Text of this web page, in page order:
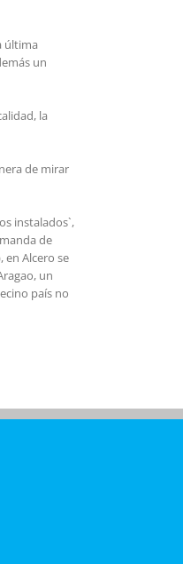
última
un
la
de mirar
instalados`,
de
en Alcero se
un
país no